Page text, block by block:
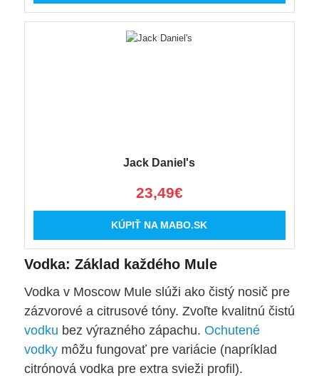
Jack Daniel's
23,49€
KÚPIŤ NA MABO.SK
Vodka: Základ každého Mule
Vodka v Moscow Mule slúži ako čistý nosič pre
zázvorové a citrusové tóny. Zvoľte kvalitnú čistú
vodku bez výrazného zápachu. Ochutené
vodkymôžu fungovať pre variácie (napríklad
citrónová vodka pre extra svieži profil).